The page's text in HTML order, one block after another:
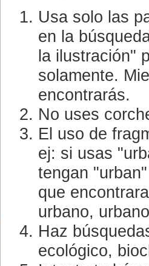
Usa solo las
en la
la ilustración"
solamente.
encontrarás.
No uses
El uso de
ej: si usas
tengan
que
urbano,
Haz
ecológico,